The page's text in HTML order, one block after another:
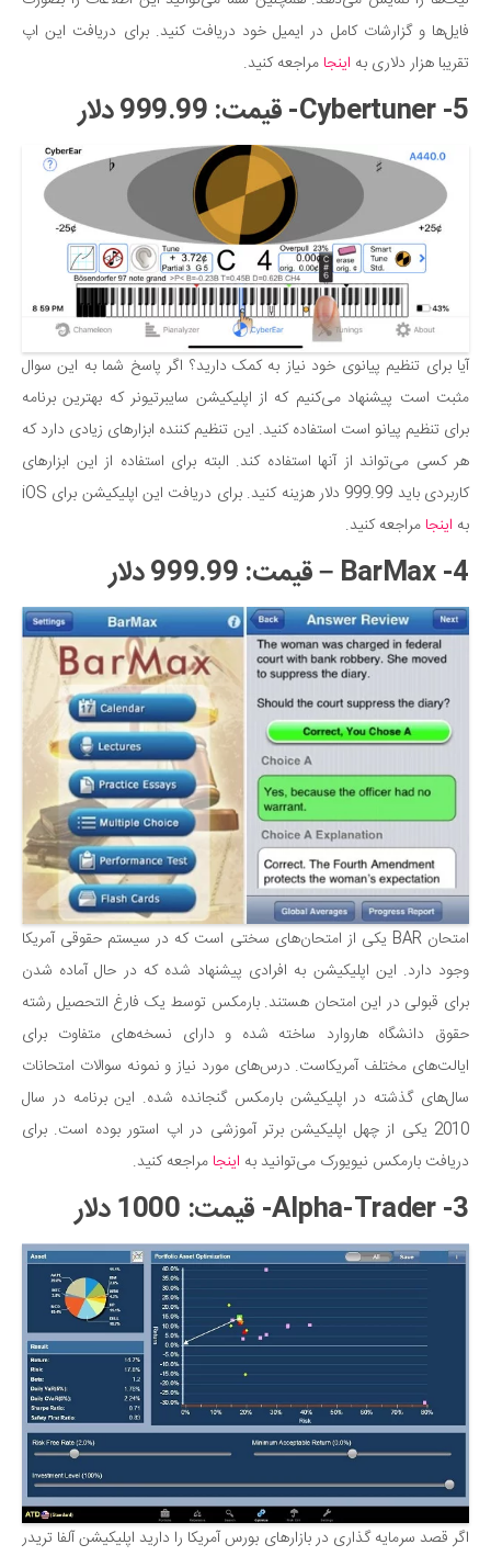
فایل‌ها و گزارشات کامل در ایمیل خود دریافت کنید. برای دریافت این اپ
تقریبا هزار دلاری به اینجا مراجعه کنید.
5- Cybertuner- قیمت: 999.99 دلار
آیا برای تنظیم پیانوی خود نیاز به کمک دارید؟ اگر پاسخ شما به این سوال
مثبت است پیشنهاد می‌کنیم که از اپلیکیشن سایبرتیونر که بهترین برنامه
برای تنظیم پیانو است استفاده کنید. این تنظیم کننده ابزارهای زیادی دارد که
هر کسی می‌تواند از آنها استفاده کند. البته برای استفاده از این ابزارهای
کاربردی باید 999.99 دلار هزینه کنید. برای دریافت این اپلیکیشن برای iOS
به اینجا مراجعه کنید.
4- BarMax – قیمت: 999.99 دلار
امتحان BAR یکی از امتحان‌های سختی است که در سیستم حقوقی آمریکا
وجود دارد. این اپلیکیشن به افرادی پیشنهاد شده که در حال آماده شدن
برای قبولی در این امتحان هستند. بارمکس توسط یک فارغ التحصیل رشته
حقوق دانشگاه هاروارد ساخته شده و دارای نسخه‌های متفاوت برای
ایالت‌های مختلف آمریکاست. درس‌های مورد نیاز و نمونه سوالات امتحانات
سال‌های گذشته در اپلیکیشن بارمکس گنجانده شده. این برنامه در سال
2010 یکی از چهل اپلیکیشن برتر آموزشی در اپ استور بوده است. برای
دریافت بارمکس نیویورک می‌توانید به اینجا مراجعه کنید.
3- Alpha-Trader- قیمت: 1000 دلار
اگر قصد سرمایه گذاری در بازارهای بورس آمریکا را دارید اپلیکیشن آلفا تریدر